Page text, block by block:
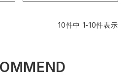
10件中 1-10件表示